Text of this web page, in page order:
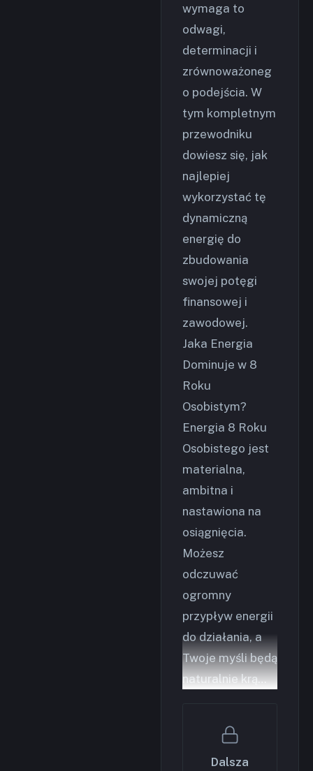
wymaga to
odwagi,
determinacji i
zrównoważoneg
o podejścia. W
tym kompletnym
przewodniku
dowiesz się, jak
najlepiej
wykorzystać tę
dynamiczną
energię do
zbudowania
swojej potęgi
finansowej i
zawodowej.
Jaka Energia
Dominuje w 8
Roku
Osobistym?
Energia 8 Roku
Osobistego jest
materialna,
ambitna i
nastawiona na
osiągnięcia.
Możesz
odczuwać
ogromny
przypływ energii
do działania, a
Twoje myśli będą
naturalnie krą…
Dalsza